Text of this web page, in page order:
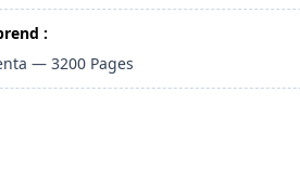
:
—3200 Pages